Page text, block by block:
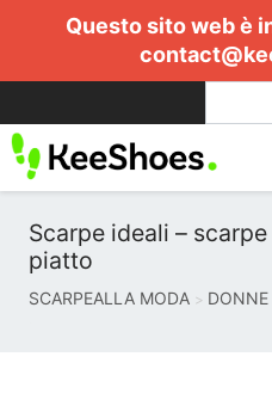
Questo sito web è
Scarpe ideali –
piatto
SCARPEALLA MODA DONNE